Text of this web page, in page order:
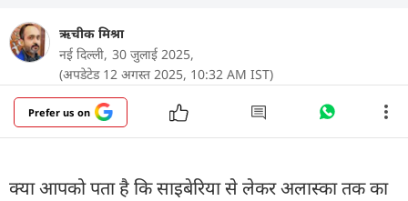
ऋचीक मिश्रा
नई दिल्ली, 30 जुलाई 2025,
(अपडेटेड 12 अगस्त 2025, 10:32 AM IST)
Prefer us on
क्या आपको पता है कि साइबेरिया से लेकर अलास्का तक का